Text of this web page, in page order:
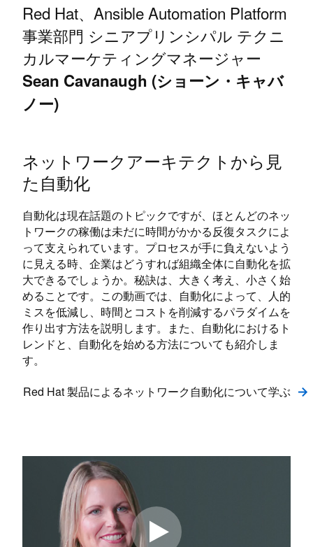
Red Hat、Ansible Automation Platform
事業部門 シニアプリンシパル テクニ
カルマーケティングマネージャー
Sean Cavanaugh (ショーン・キャバ
ノー)
ネットワークアーキテクトから見
た自動化
自動化は現在話題のトピックですが、ほとんどのネッ
トワークの稼働は未だに時間がかかる反復タスクによ
って支えられています。プロセスが手に負えないよう
に見える時、企業はどうすれば組織全体に自動化を拡
大できるでしょうか。秘訣は、大きく考え、小さく始
めることです。この動画では、自動化によって、人的
ミスを低減し、時間とコストを削減するパラダイムを
作り出す方法を説明します。また、自動化におけるト
レンドと、自動化を始める方法についても紹介しま
す。
Red Hat 製品によるネットワーク自動化について学ぶ